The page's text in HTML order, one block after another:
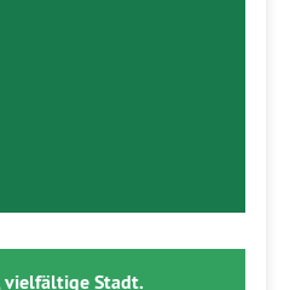
vielfältige Stadt.